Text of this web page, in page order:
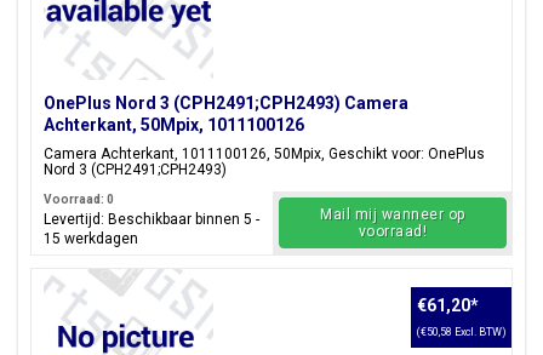
OnePlus Nord 3 (CPH2491;CPH2493) Camera
Achterkant, 50Mpix, 1011100126
Camera Achterkant, 1011100126, 50Mpix, Geschikt voor: OnePlus
Nord 3 (CPH2491;CPH2493)
Voorraad: 0
Levertijd: Beschikbaar binnen 5 -
15 werkdagen
Mail mij wanneer op
voorraad!
€61,20*
(€50,58 Excl. BTW)